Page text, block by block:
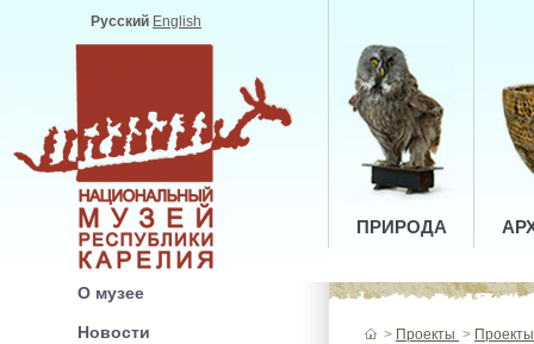
Русский English
ПРИРОДА
О музее
Новости > Проекты >